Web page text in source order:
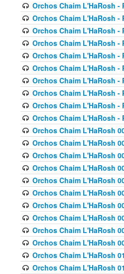
Orchos Chaim L'HaRosh -
Orchos Chaim L'HaRosh -
Orchos Chaim L'HaRosh -
Orchos Chaim L'HaRosh -
Orchos Chaim L'HaRosh -
Orchos Chaim L'HaRosh -
Orchos Chaim L'HaRosh -
Orchos Chaim L'HaRosh -
Orchos Chaim L'HaRosh -
Orchos Chaim L'HaRosh -
Orchos Chaim L'HaRosh
Orchos Chaim L'HaRosh
Orchos Chaim L'HaRosh
Orchos Chaim L'HaRosh
Orchos Chaim L'HaRosh
Orchos Chaim L'HaRosh
Orchos Chaim L'HaRosh
Orchos Chaim L'HaRosh
Orchos Chaim L'HaRosh
Orchos Chaim L'HaRosh
Orchos Chaim L'HaRosh
Orchos Chaim L'HaRosh